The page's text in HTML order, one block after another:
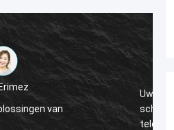
احمد عبدالله
picabond
uitstekende de
de werken worden